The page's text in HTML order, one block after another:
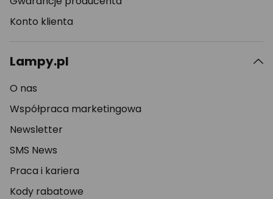
Konto klienta
Lampy.pl
O nas
Współpraca marketingowa
Newsletter
SMS News
Praca i kariera
Kody rabatowe